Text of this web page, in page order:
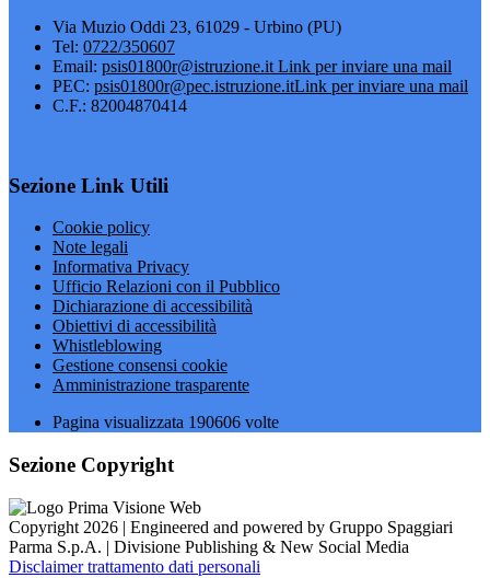
Via Muzio Oddi 23, 61029 - Urbino (PU)
Tel: 0722/350607
Email: psis01800r@istruzione.it Link per inviare una mail
PEC: psis01800r@pec.istruzione.itLink per inviare una mail
C.F.: 82004870414
Sezione Link Utili
Cookie policy
Note legali
Informativa Privacy
Ufficio Relazioni con il Pubblico
Dichiarazione di accessibilità
Obiettivi di accessibilità
Whistleblowing
Gestione consensi cookie
Amministrazione trasparente
Pagina visualizzata 190606 volte
Sezione Copyright
Copyright 2026 | Engineered and powered by Gruppo Spaggiari
Parma S.p.A. | Divisione Publishing & New Social Media
Disclaimer trattamento dati personali